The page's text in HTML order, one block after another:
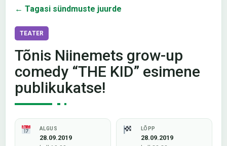
← Tagasi sündmuste juurde
TEATER
Tõnis Niinemets grow-up
comedy “THE KID” esimene
publikukatse!
ALGUS
28.09.2019
LÕPP
28.09.2019